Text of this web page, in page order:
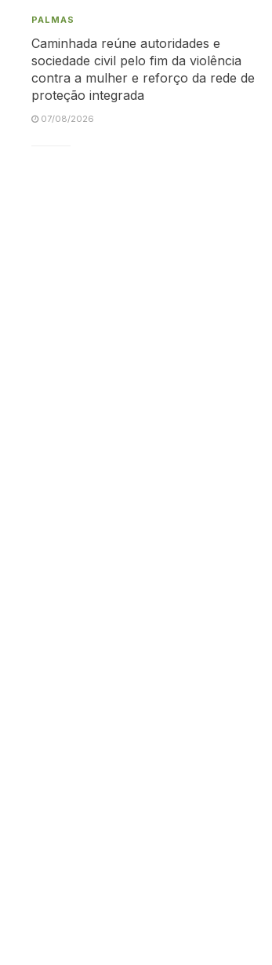
PALMAS
Caminhada reúne autoridades e
sociedade civil pelo fim da violência
contra a mulher e reforço da rede de
proteção integrada
07/08/2026